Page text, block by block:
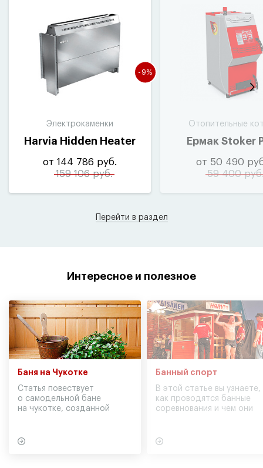
-9%
Электрокаменки
Harvia Hidden Heater
от 144 786 руб.
159 106 руб.
Отопительные
Ермак Stoker
от 50 490
59 400
Перейти в раздел
Интересное и полезное
Баня на Чукотке
Статья повествует
о самодельной бане
на чукотке, созданной
Банный спорт
В этой статье вы узнаете,
как проводятся банные
соревнования и чем они